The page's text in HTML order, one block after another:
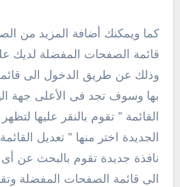
كما ويمكنك أضافة المزيد من
قائمة الصفحات المفضلة
وذلك عن طريق الدخول الى
بها وسوف تجد فى الأعلى جهة
القائمة ” تقوم بالنقر عليها
الجديدة اختر منها ” تعديل
نافذة جديدة تقوم بالبحث عن
الى قائمة الصفحات المفضلة